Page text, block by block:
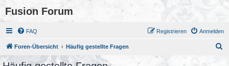
Fusion Forum
FAQ Anmelden
Registrieren
Foren-Übersicht Häufig gestellte Fragen